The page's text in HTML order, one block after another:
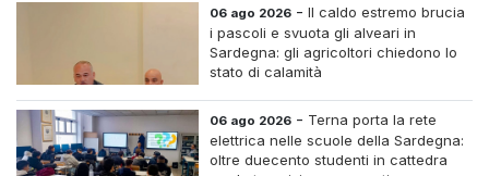
06 ago 2026 -Il caldo estremo brucia
i pascoli e svuota gli alveari in
Sardegna: gli agricoltori chiedono lo
stato di calamità
06 ago 2026 - Terna porta la rete
elettrica nelle scuole della Sardegna:
oltre duecento studenti in cattedra